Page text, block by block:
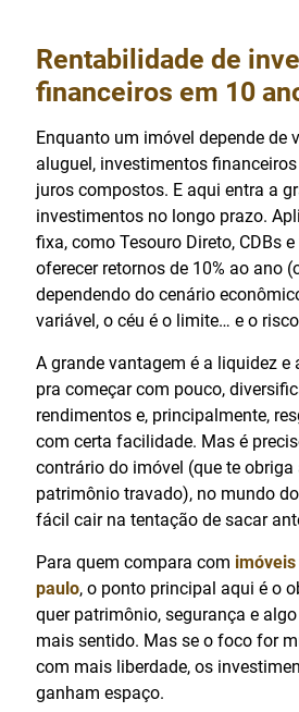
Rentabilidade de
financeiros em 10
Enquanto um imóvel depende de
aluguel, investimentos
juros compostos. E aqui entra a
investimentos no longo prazo.
fixa, como Tesouro Direto, CDBs
oferecer retornos de 10% ao ano
dependendo do cenário
variável, o céu é o limite… e o
A grande vantagem é a liquidez e
pra começar com pouco,
rendimentos e, principalmente,
com certa facilidade. Mas é
contrário do imóvel (que te obriga
patrimônio travado), no mundo
fácil cair na tentação de sacar
Para quem compara com
paulo, o ponto principal aqui é o
quer patrimônio, segurança e
mais sentido. Mas se o foco for
com mais liberdade, os
ganham espaço.